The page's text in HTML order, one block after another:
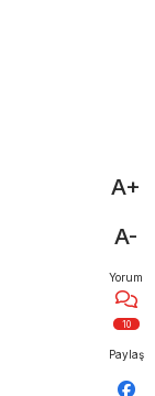
A+
A-
Yorum
10
Paylaş